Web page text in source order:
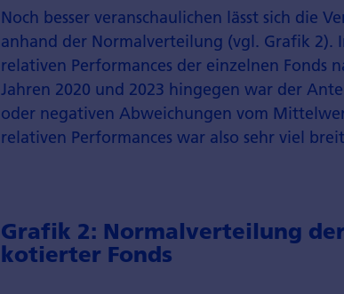
Noch besser veranschaulichen lässt sich die
anhand der Normalverteilung (vgl. Grafik 2).
relativen Performances der einzelnen
Jahren 2020 und 2023 hingegen war der
oder negativen Abweichungen vom
rela­tiven Performances war also sehr viel
Grafik 2: Normalverteilung
kotierter Fonds